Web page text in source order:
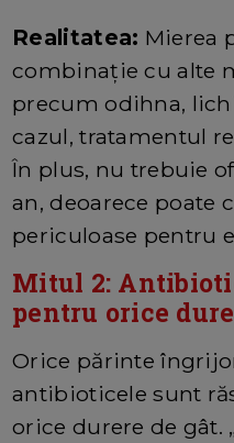
Realitatea: Mierea
combinație cu alte
precum odihna,
cazul, tratamentul
În plus, nu trebuie
an, deoarece poate
periculoase pentru
Mitul 2:
pentru orice
Orice părinte
antibioticele sunt
orice durere de gât.